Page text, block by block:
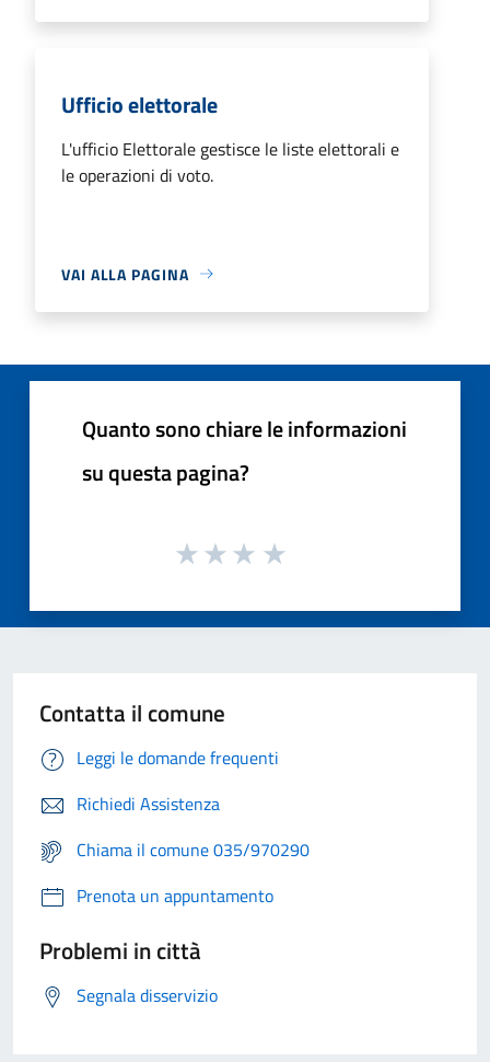
Ufficio elettorale
L'ufficio Elettorale gestisce le liste elettorali e
le operazioni di voto.
VAI ALLA PAGINA
Quanto sono chiare le informazioni
su questa pagina?
Contatta il comune
Leggi le domande frequenti
Richiedi Assistenza
Chiama il comune 035/970290
Prenota un appuntamento
Problemi in città
Segnala disservizio